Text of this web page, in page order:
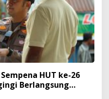
HUT ke-26
Berlangsung